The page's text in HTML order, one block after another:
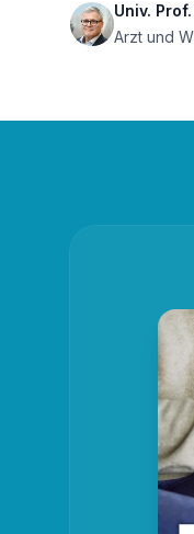
Univ.
Arzt und